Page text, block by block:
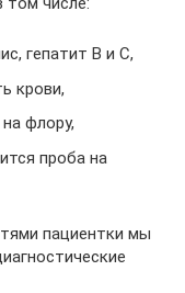
гепатит В и С,
крови,
флору,
проба на
пациентки мы